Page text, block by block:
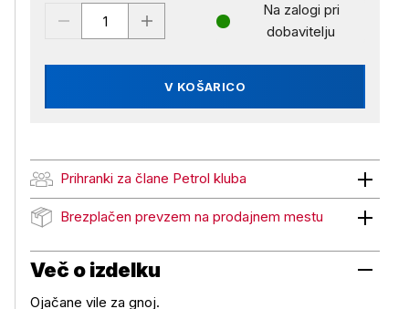
V KOŠARICO
Na zalogi pri
dobavitelju
Prihranki za člane Petrol kluba
Prihranki za člane Petrol kluba
Brezplačen prevzem na prodajnem mestu
Brezplačen prevzem na prodajnem mestu
Več o izdelku
Ojačane vile za gnoj.